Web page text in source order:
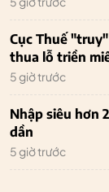
Cục Thuế
thua lỗ triền
5 giờ trước
Nhập siêu hơn
dần
5 giờ trước